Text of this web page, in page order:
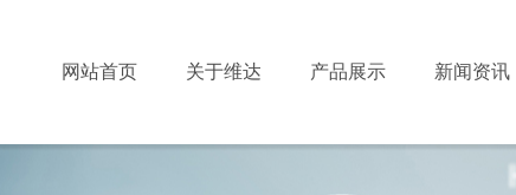
网站首页 关于维达 产品展示 新闻资讯